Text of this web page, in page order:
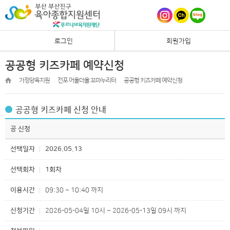
로그인 회원가입
공공형 키즈카페 예약신청
가정양육지원 전포 어울더울 꼬마누리터 공공형 키즈카페 예약신청
공공형 키즈카페 신청 안내
공 신청
선택일자 2026.05.13
선택회차 1회차
이용시간 09:30 ~ 10:40 까지
신청기간 2026-05-04일 10시 ~ 2026-05-13일 09시 까지